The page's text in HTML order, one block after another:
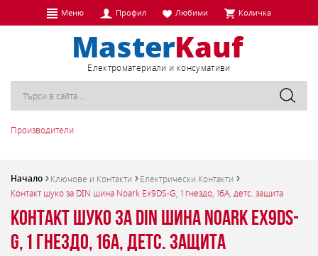
Меню Профил Любими Количка
Eлектроматериали и консумативи
Производители
Начало Ключове и Контакти
Електрически Контакти
Контакт шуко за DIN шина Noark Ex9DS-G, 1 гнездо, 16A, детс. защита
Контакт шуко за DIN шина Noark Ex9DS-
G, 1 гнездо, 16A, детс. защита